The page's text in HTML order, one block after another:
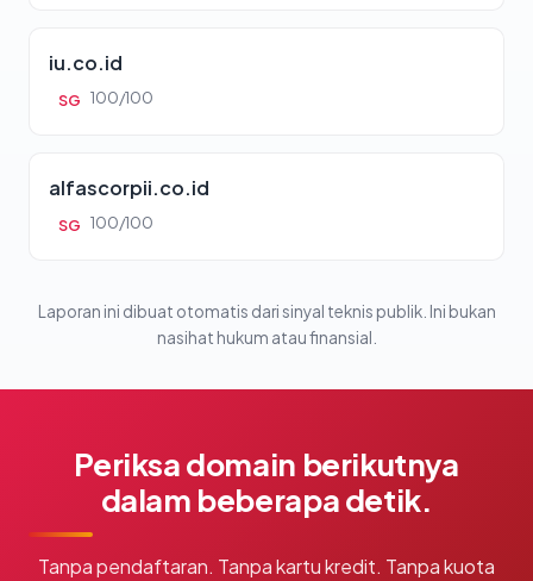
iu.co.id
SG 100/100
alfascorpii.co.id
SG 100/100
Laporan ini dibuat otomatis dari sinyal teknis publik. Ini bukan
nasihat hukum atau finansial.
Periksa domain berikutnya
dalam beberapa detik.
Tanpa pendaftaran. Tanpa kartu kredit. Tanpa kuota